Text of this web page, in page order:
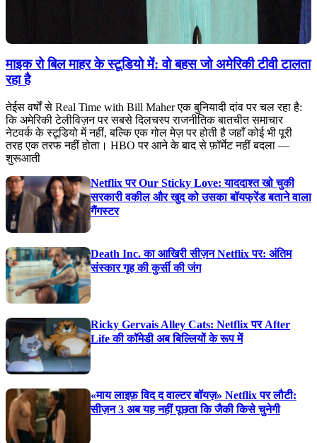
माइक रो बिल माहर के स्टूडियो में: वो बहस जो अमेरिकी टीवी टालता
रहा है
तेईस वर्षों से Real Time with Bill Maher एक बुनियादी दांव पर चल रहा है:
कि अमेरिकी टेलीविज़न पर सबसे दिलचस्प राजनीतिक बातचीत समाचार
नेटवर्क के स्टूडियो में नहीं, बल्कि एक गोल मेज़ पर होती है जहाँ कोई भी पूरी
तरह एक तरफ नहीं होता। HBO पर आने के बाद से फ़ॉर्मेट नहीं बदला —
शुरूआती
Netflix पर Our Sticky Love: याददाश्त खो चुकी
सरकारी वकील और खुद को उसका बॉयफ्रेंड बताने वाला
गैंगस्टर
Death Inc. का आखिरी सीज़न Netflix पर: अंतिम
संस्कार गृह की कुर्सी की जंग
Ricky Gervais Alley Cats: Netflix पर After
Life की कॉमेडी अब बिल्लियों के रूप में
«माय लाइफ़ विद द वाल्टर बॉयज़» Netflix पर लौटी:
सीज़न 3 अब यह नहीं पूछता कि जैकी किसे चुनेगी